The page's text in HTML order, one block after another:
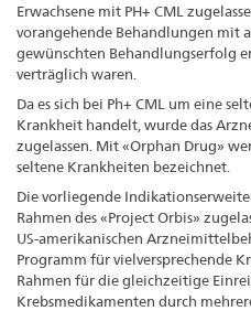
Erwachsene mit PH+ CML
vorangehende Behandlungen mit
gewünschten Behandlungserfolg
verträglich waren.
Da es sich bei Ph+ CML um eine
Krankheit handelt, wurde das
zugelassen. Mit «Orphan Drug»
seltene Krankheiten bezeichnet.
Die vorliegende
Rahmen des «Project Orbis»
US-amerikanischen
Programm für vielversprechende
Rahmen für die gleichzeitige
Krebsmedikamenten durch